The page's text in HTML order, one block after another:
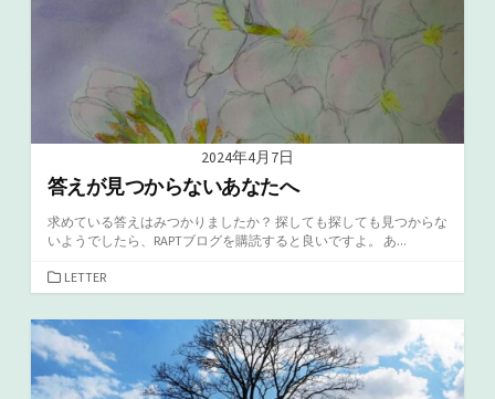
2024年4月7日
答えが見つからないあなたへ
求めている答えはみつかりましたか？ 探しても探しても見つからな
いようでしたら、RAPTブログを購読すると良いですよ。 あ...
カ
テ
ゴ
リ
ー
LETTER